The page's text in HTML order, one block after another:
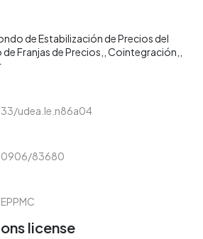
de Estabilización de Precios del
Franjas de Precios,
Cointegración,
udea.le.n86a04
83680
license